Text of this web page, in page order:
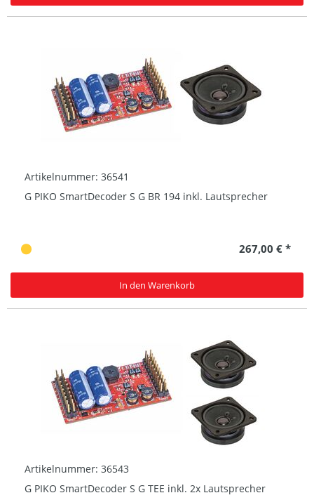
Artikelnummer: 36541
G PIKO SmartDecoder S G BR 194 inkl. Lautsprecher
267,00 € *
In den Warenkorb
Artikelnummer: 36543
G PIKO SmartDecoder S G TEE inkl. 2x Lautsprecher